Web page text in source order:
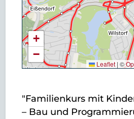
+
−
Leaflet | ©
"Familienkurs mit
– Bau und